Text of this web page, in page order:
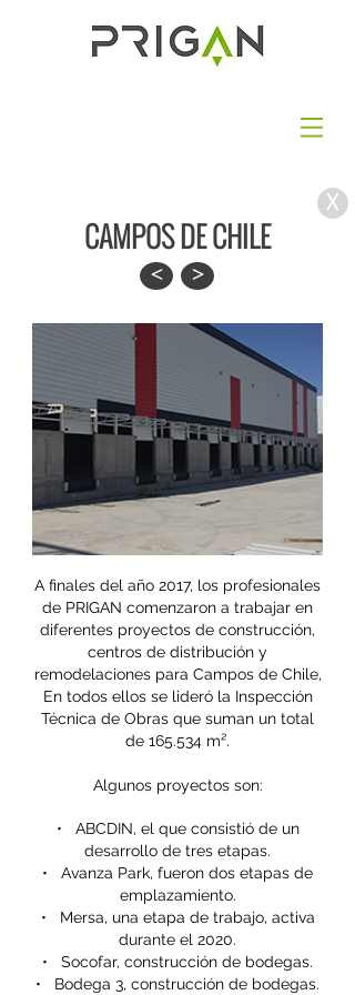
CAMPOS DE CHILE
X
< >
A finales del año 2017, los profesionales
de PRIGAN comenzaron a trabajar en
diferentes proyectos de construcción,
centros de distribución y
remodelaciones para Campos de Chile,
En todos ellos se lideró la Inspección
Técnica de Obras que suman un total
de 165.534 m².
Algunos proyectos son:
• ABCDIN, el que consistió de un
desarrollo de tres etapas.
• Avanza Park, fueron dos etapas de
emplazamiento.
• Mersa, una etapa de trabajo, activa
durante el 2020.
• Socofar, construcción de bodegas.
• Bodega 3, construcción de bodegas.